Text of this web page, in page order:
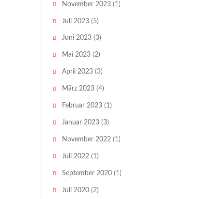
November 2023 (1)
Juli 2023 (5)
Juni 2023 (3)
Mai 2023 (2)
April 2023 (3)
März 2023 (4)
Februar 2023 (1)
Januar 2023 (3)
November 2022 (1)
Juli 2022 (1)
September 2020 (1)
Juli 2020 (2)